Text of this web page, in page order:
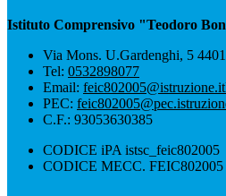
Istituto Comprensivo "Teodoro
Via Mons. U.Gardenghi, 5
Tel: 0532898077
Email: feic802005@istruzione.it
PEC:
C.F.: 93053630385
CODICE iPA istsc_feic802005
CODICE MECC. FEIC802005